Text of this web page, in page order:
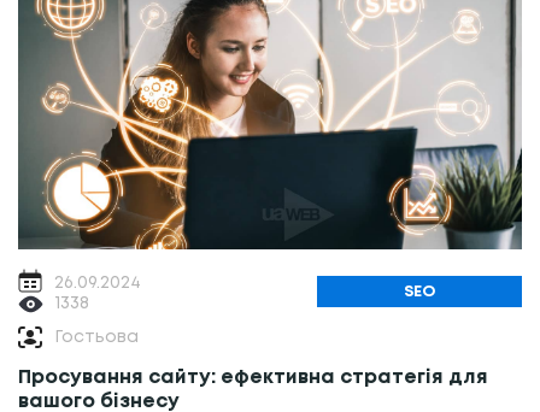
26.09.2024
1338
SEO
Гостьова
Просування сайту: ефективна стратегія для
вашого бізнесу